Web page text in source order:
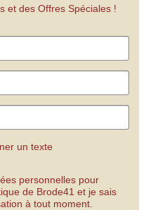
et des Offres Spéciales !
un texte
personnelles pour
de Brode41 et je sais
à tout moment.